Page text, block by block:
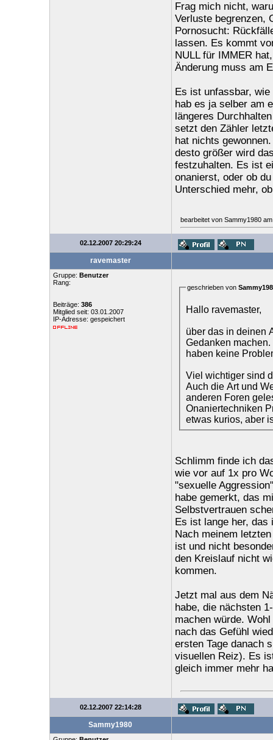
Frag mich nicht,
Verluste begrenzen,
Pornosucht:
lassen. Es kommt
NULL für IMMER
Änderung muss am
Es ist unfassbar,
hab es ja selber am
längeres
setzt den Zähler
hat nichts
desto größer wird
festzuhalten. Es ist
onanierst, oder ob
Unterschied mehr,
bearbeitet von Sammy1980
02.12.2007 20:29:24
ravemaster
Gruppe: Benutzer
Rang:
Beiträge: 386
Mitglied seit: 03.01.2007
IP-Adresse: gespeichert
geschrieben von
Hallo ravemaster,
über das in deinen
Gedanken
haben keine
Viel wichtiger sind
Auch die Art und
anderen Foren
Onaniertechniken
etwas kurios, aber
Schlimm finde ich
wie vor auf 1x pro
"sexuelle
habe gemerkt, das
Selbstvertrauen
Es ist lange her, das
Nach meinem
ist und nicht
den Kreislauf nicht
kommen.
Jetzt mal aus dem
habe, die nächsten
machen würde.
nach das Gefühl
ersten Tage danach
visuellen Reiz). Es
gleich immer mehr
02.12.2007 22:14:28
Sammy1980